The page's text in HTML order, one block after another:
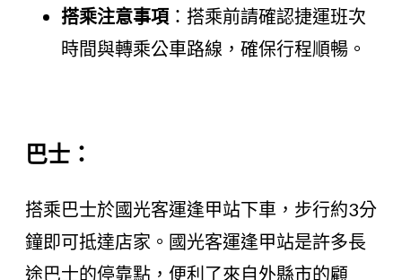
搭乘注意事項 ：搭乘前請確認捷運班次
時間與轉乘公車路線，確保行程順暢。
巴士：
搭乘巴士於國光客運逢甲站下車，步行約3分
鐘即可抵達店家。國光客運逢甲站是許多長
途巴士的停靠點，便利了來自外縣市的顧